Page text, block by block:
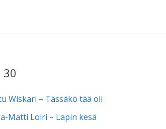
30
Wiskari – Tässäkö tää oli
Matti Loiri – Lapin kesä